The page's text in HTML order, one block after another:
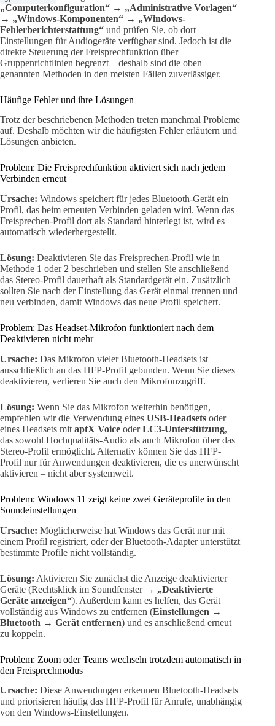
„Computerkonfiguration“ → „Administrative Vorlagen“
→ „Windows-Komponenten“ → „Windows-
Fehlerberichterstattung“ und prüfen Sie, ob dort
Einstellungen für Audiogeräte verfügbar sind. Jedoch ist die
direkte Steuerung der Freisprechfunktion über
Gruppenrichtlinien begrenzt – deshalb sind die oben
genannten Methoden in den meisten Fällen zuverlässiger.
Häufige Fehler und ihre Lösungen
Trotz der beschriebenen Methoden treten manchmal Probleme
auf. Deshalb möchten wir die häufigsten Fehler erläutern und
Lösungen anbieten.
Problem: Die Freisprechfunktion aktiviert sich nach jedem
Verbinden erneut
Ursache: Windows speichert für jedes Bluetooth-Gerät ein
Profil, das beim erneuten Verbinden geladen wird. Wenn das
Freisprechen-Profil dort als Standard hinterlegt ist, wird es
automatisch wiederhergestellt.
Lösung: Deaktivieren Sie das Freisprechen-Profil wie in
Methode 1 oder 2 beschrieben und stellen Sie anschließend
das Stereo-Profil dauerhaft als Standardgerät ein. Zusätzlich
sollten Sie nach der Einstellung das Gerät einmal trennen und
neu verbinden, damit Windows das neue Profil speichert.
Problem: Das Headset-Mikrofon funktioniert nach dem
Deaktivieren nicht mehr
Ursache: Das Mikrofon vieler Bluetooth-Headsets ist
ausschließlich an das HFP-Profil gebunden. Wenn Sie dieses
deaktivieren, verlieren Sie auch den Mikrofonzugriff.
Lösung: Wenn Sie das Mikrofon weiterhin benötigen,
empfehlen wir die Verwendung eines USB-Headsets oder
eines Headsets mit aptX Voice oderLC3-Unterstützung,
das sowohl Hochqualitäts-Audio als auch Mikrofon über das
Stereo-Profil ermöglicht. Alternativ können Sie das HFP-
Profil nur für Anwendungen deaktivieren, die es unerwünscht
aktivieren – nicht aber systemweit.
Problem: Windows 11 zeigt keine zwei Geräteprofile in den
Soundeinstellungen
Ursache: Möglicherweise hat Windows das Gerät nur mit
einem Profil registriert, oder der Bluetooth-Adapter unterstützt
bestimmte Profile nicht vollständig.
Lösung: Aktivieren Sie zunächst die Anzeige deaktivierter
Geräte (Rechtsklick im Soundfenster → „Deaktivierte
Geräte anzeigen“). Außerdem kann es helfen, das Gerät
vollständig aus Windows zu entfernen (Einstellungen →
Bluetooth → Gerät entfernen) und es anschließend erneut
zu koppeln.
Problem: Zoom oder Teams wechseln trotzdem automatisch in
den Freisprechmodus
Ursache: Diese Anwendungen erkennen Bluetooth-Headsets
und priorisieren häufig das HFP-Profil für Anrufe, unabhängig
von den Windows-Einstellungen.